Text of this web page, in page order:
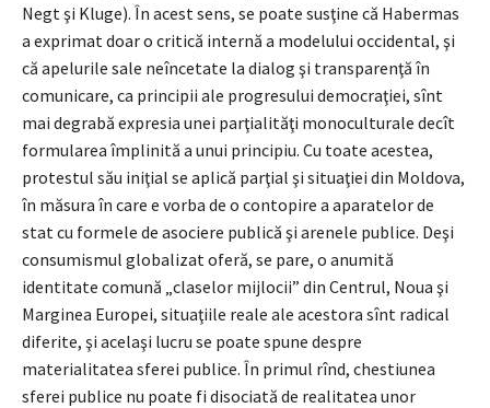
Negt şi Kluge). În acest sens, se poate susţine că Habermas
a exprimat doar o critică internă a modelului occidental, şi
că apelurile sale neîncetate la dialog şi transparenţă în
comunicare, ca principii ale progresului democraţiei, sînt
mai degrabă expresia unei parţialităţi monoculturale decît
formularea împlinită a unui principiu. Cu toate acestea,
protestul său iniţial se aplică parţial şi situaţiei din Moldova,
în măsura în care e vorba de o contopire a aparatelor de
stat cu formele de asociere publică şi arenele publice. Deşi
consumismul globalizat oferă, se pare, o anumită
identitate comună „claselor mijlocii” din Centrul, Noua şi
Marginea Europei, situaţiile reale ale acestora sînt radical
diferite, şi acelaşi lucru se poate spune despre
materialitatea sferei publice. În primul rînd, chestiunea
sferei publice nu poate fi disociată de realitatea unor